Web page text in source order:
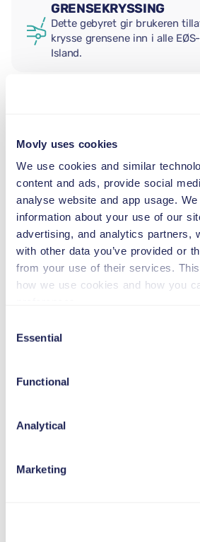
Movly uses cookies
We use cookies and similar
content and ads, provide social
analyse website and app usage.
information about your use of our
advertising, and analytics partners,
with other data you’ve provided or
from your use of their services.
how we use cookies and how you
Selection
Essential
Functional
Analytical
Marketing
GRENSEKRYSSING
Dette gebyret gir brukeren
krysse grensene inn i alle
Island.
BABYBILSTOL
2,5–13 kg
SMÅBARNSSTOL
9–18 kg
BELTESTOL
SNØKJETTINGER